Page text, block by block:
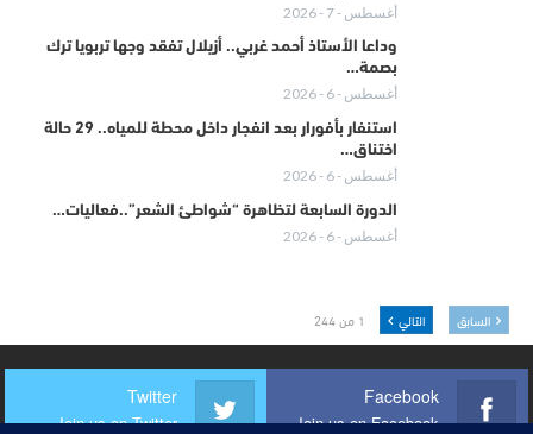
أغسطس - 7 - 2026
وداعا الأستاذ أحمد غربي.. أزيلال تفقد وجها تربويا ترك
بصمة…
أغسطس - 6 - 2026
استنفار بأفورار بعد انفجار داخل محطة للمياه.. 29 حالة
اختناق…
أغسطس - 6 - 2026
الدورة السابعة لتظاهرة “شواطئ الشعر”..فعاليات…
أغسطس - 6 - 2026
السابق التالي 1 من 244
Facebook
Join us on Facebook
Twitter
Join us on Twitter